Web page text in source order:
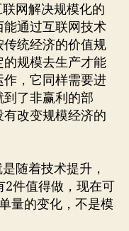
网解决规模化的
通过互联网技术
统经济的价值规
规模去生产才能
，它同样需要进
了非赢利的部
改变规模经济的
随着技术提升，
2件值得做，现在可
量的变化，不是模